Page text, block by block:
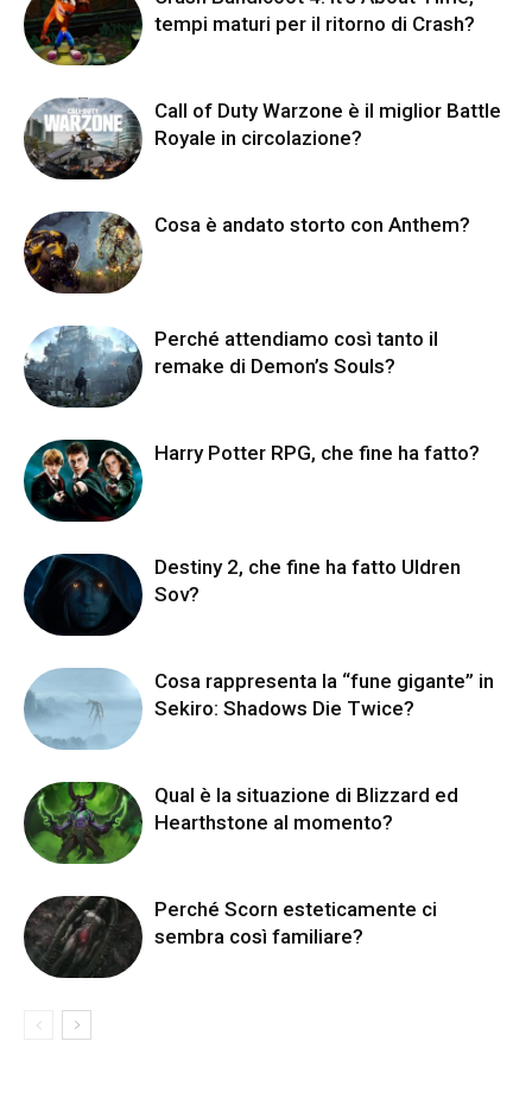
tempi maturi per il ritorno di Crash?
Call of Duty Warzone è il miglior Battle
Royale in circolazione?
Cosa è andato storto con Anthem?
Perché attendiamo così tanto il
remake di Demon’s Souls?
Harry Potter RPG, che fine ha fatto?
Destiny 2, che fine ha fatto Uldren
Sov?
Cosa rappresenta la “fune gigante” in
Sekiro: Shadows Die Twice?
Qual è la situazione di Blizzard ed
Hearthstone al momento?
Perché Scorn esteticamente ci
sembra così familiare?